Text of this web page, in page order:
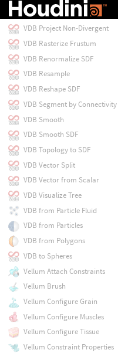
VDB Potential Flow
VDB Project Non-Divergent
VDB Rasterize Frustum
VDB Renormalize SDF
VDB Resample
VDB Reshape SDF
VDB Segment by Connectivity
VDB Smooth
VDB Smooth SDF
VDB Topology to SDF
VDB Vector Split
VDB Vector from Scalar
VDB Visualize Tree
VDB from Particle Fluid
VDB from Particles
VDB from Polygons
VDB to Spheres
Vellum Attach Constraints
Vellum Brush
Vellum Configure Grain
Vellum Configure Muscles
Vellum Configure Tissue
Vellum Constraint Properties